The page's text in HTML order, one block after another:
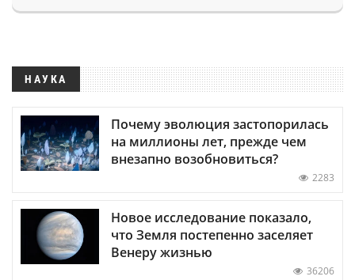
НАУКА
Почему эволюция застопорилась
на миллионы лет, прежде чем
внезапно возобновиться?
2283
Новое исследование показало,
что Земля постепенно заселяет
Венеру жизнью
36206